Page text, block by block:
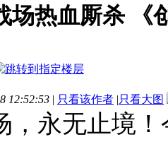
场热血厮杀 《
12:52:53 | 只看该作者 |只看大图
，永无止境